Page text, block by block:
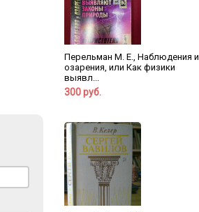
Перельман М. Е., Наблюдения и
озарения, или Как физики
выявл...
300 руб.